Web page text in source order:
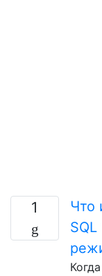
1
Что